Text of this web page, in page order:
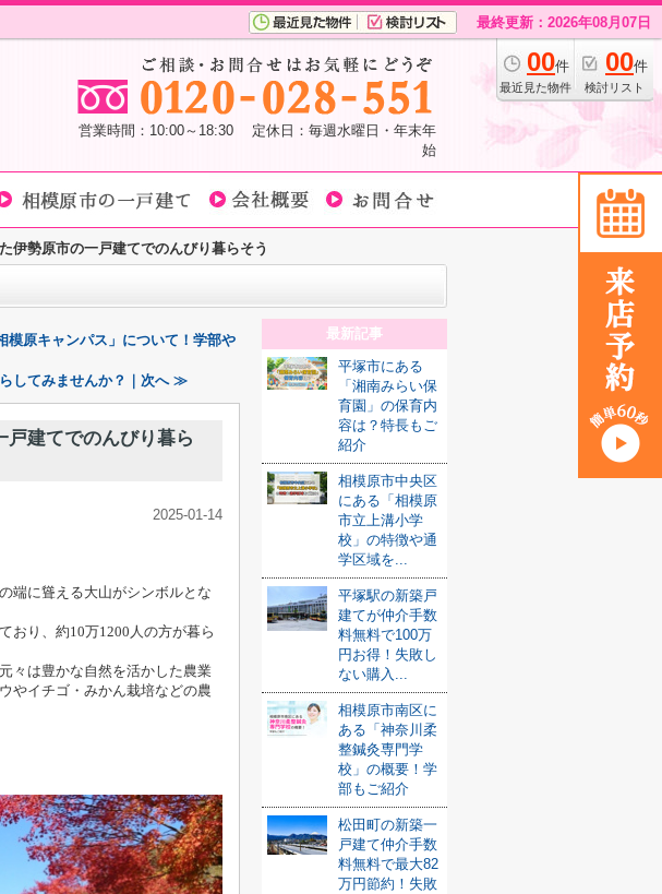
最終更新：2026年08月07日
00件
最近見た物件
00件
検討リスト
営業時間：10:00～18:30 定休日：毎週水曜日・年末年
始
伊勢原市の一戸建てでのんびり暮らそう
原キャンパス」について！学部や
してみませんか？｜次へ ≫
戸建てでのんびり暮ら
2025-01-14
端に聳える大山がシンボルとな
おり、 約10万1200 人の方が暮ら
々は豊かな自然を活かした農業
やイチゴ・みかん栽培などの農
最新記事
平塚市にある
「湘南みらい保
育園」の保育内
容は？特長もご
紹介
相模原市中央区
にある「相模原
市立上溝小学
校」の特徴や通
学区域を...
平塚駅の新築戸
建てが仲介手数
料無料で100万
円お得！失敗し
ない購入...
相模原市南区に
ある「神奈川柔
整鍼灸専門学
校」の概要！学
部もご紹介
松田町の新築一
戸建て仲介手数
料無料で最大82
万円節約！失敗